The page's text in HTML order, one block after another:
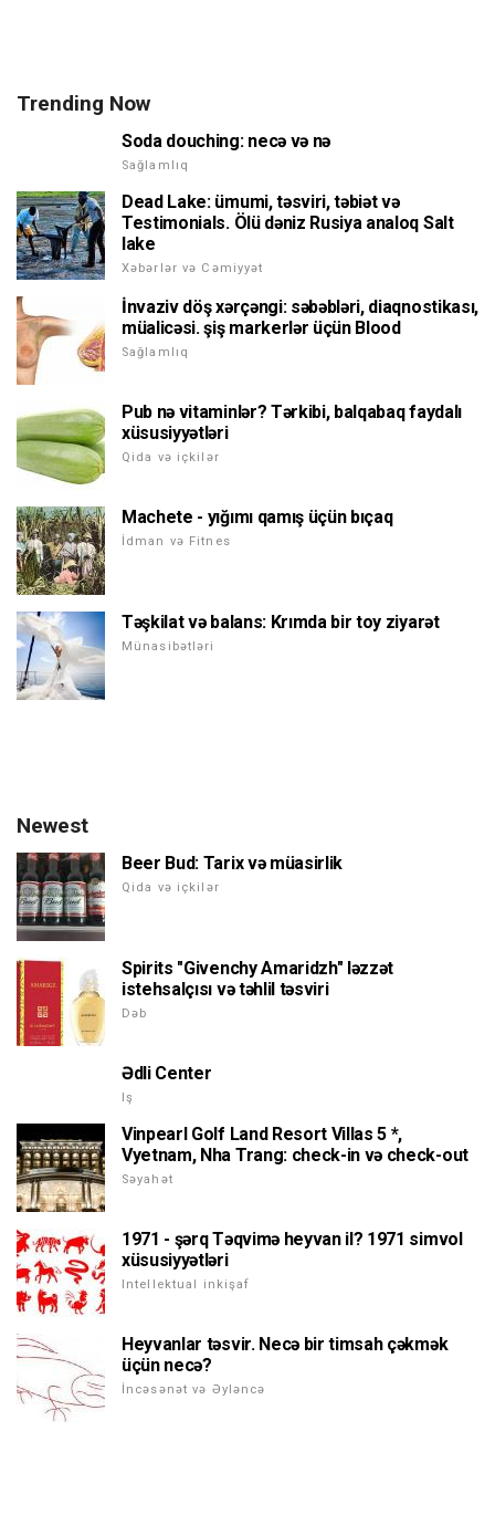
Trending Now
Soda douching: necə və nə
Sağlamlıq
Dead Lake: ümumi, təsviri, təbiət və
Testimonials. Ölü dəniz Rusiya analoq Salt
lake
Xəbərlər və Cəmiyyət
İnvaziv döş xərçəngi: səbəbləri, diaqnostikası,
müalicəsi. şiş markerlər üçün Blood
Sağlamlıq
Pub nə vitaminlər? Tərkibi, balqabaq faydalı
xüsusiyyətləri
Qida və içkilər
Machete - yığımı qamış üçün bıçaq
İdman və Fitnes
Təşkilat və balans: Krımda bir toy ziyarət
Münasibətləri
Newest
Beer Bud: Tarix və müasirlik
Qida və içkilər
Spirits "Givenchy Amaridzh" ləzzət
istehsalçısı və təhlil təsviri
Dəb
Ədli Center
Iş
Vinpearl Golf Land Resort Villas 5 *,
Vyetnam, Nha Trang: check-in və check-out
Səyahət
1971 - şərq Təqvimə heyvan il? 1971 simvol
xüsusiyyətləri
Intellektual inkişaf
Heyvanlar təsvir. Necə bir timsah çəkmək
üçün necə?
İncəsənət və Əyləncə